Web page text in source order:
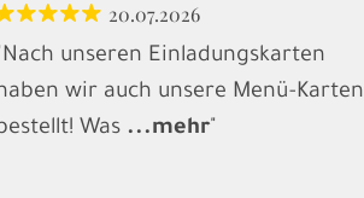
20.07.2026
"Nach unseren Einladungskarten
wir auch unsere Menü-Karten
Was ...mehr